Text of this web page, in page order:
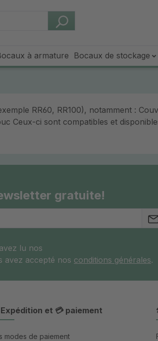
à armature Bocaux de stockage
RR60, RR100), notamment :
Ceux-ci sont compatibles et
gratuite!
lu nos
avez accepté nos conditions générales.
et 💳 paiement
modes de paiement